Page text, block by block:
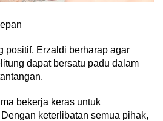
positif, Erzaldi berharap agar
dapat bersatu padu dalam
bekerja keras untuk
keterlibatan semua pihak,